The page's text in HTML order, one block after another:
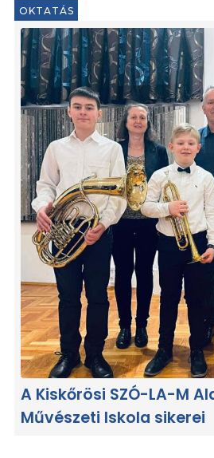
OKTATÁS
A Kiskőrösi SZÓ-LA-M
Művészeti Iskola sikerei